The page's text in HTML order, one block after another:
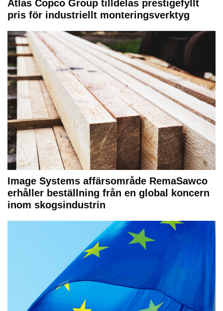
Atlas Copco Group tilldelas prestigefyllt
pris för industriellt monteringsverktyg
Image Systems affärsområde RemaSawco
erhåller beställning från en global koncern
inom skogsindustrin